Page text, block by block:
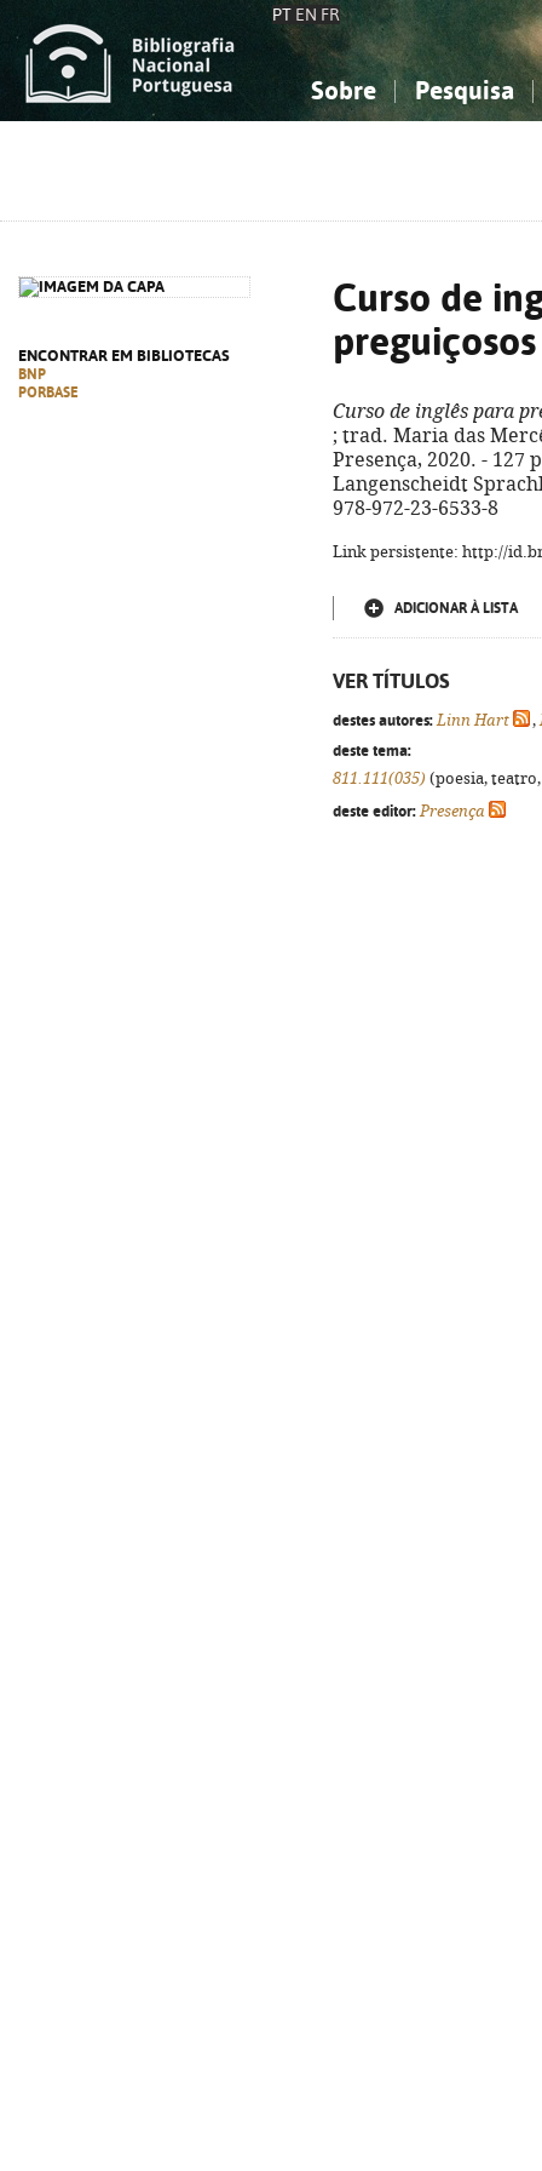
PT EN FR
Sobre Pesquisa
ENCONTRAR EM BIBLIOTECAS
BNP
PORBASE
Curso de
preguiçosos
Curso de inglês para
; trad. Maria das
Presença, 2020. - 127
Langenscheidt
978-972-23-6533-8
Link persistente: http://
ADICIONAR À LISTA
VER TÍTULOS
destes autores: Linn Hart ,
deste tema:
811.111(035) (poesia,
deste editor: Presença